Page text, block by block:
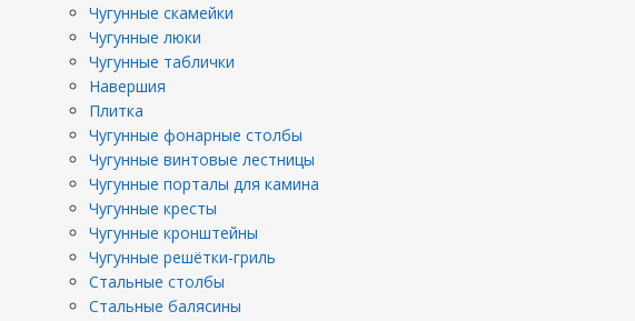
Чугунные скамейки
Чугунные люки
Чугунные таблички
Навершия
Плитка
Чугунные фонарные столбы
Чугунные винтовые лестницы
Чугунные порталы для камина
Чугунные кресты
Чугунные кронштейны
Чугунные решётки-гриль
Стальные столбы
Стальные балясины